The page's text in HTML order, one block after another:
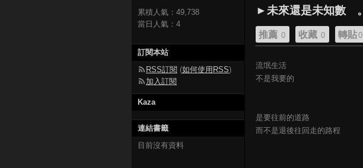
►未來還是未知數 。
推薦 0 收藏 0 轉貼0
流氓生活
不是我要的
是要往前的道路
而不是退後往回走的路程
累積人氣： 49,738
當日人氣： 4
訂閱本站
RSS訂閱 (如何使用RSS)
加入訂閱
Kaza
連結書籤
目前沒有資料